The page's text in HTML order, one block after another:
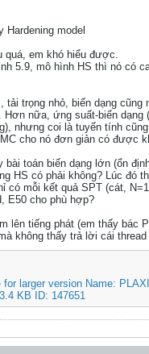
model
quá, em khó hiểu được.
5.9, mô hình HS thì nó có
tải trọng nhỏ, biến dạng cũng
Hơn nữa, ứng suất-biến dạng
nhưng coi là tuyến tính
cho nó đơn giản có được
bài toán biến dạng lớn (ổn
HS có phải không? Lúc đó
có mỗi kết quả SPT (cát,
E50 cho phù hợp?
lên tiếng phát (em thấy bác
không thấy trả lời cái thread